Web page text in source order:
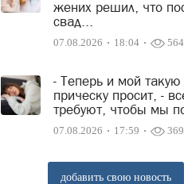
жених решил, что
свад...
07.08.2026 18:04 564
- Теперь и мой такую
прическу просит, -
требуют, чтобы мы
07.08.2026 17:59 369
добавить свою новость